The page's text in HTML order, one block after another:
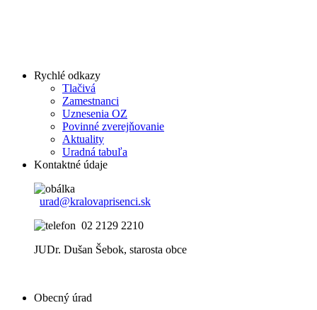
Rychlé odkazy
Tlačivá
Zamestnanci
Uznesenia OZ
Povinné zverejňovanie
Aktuality
Uradná tabuľa
Kontaktné údaje
urad@kralovaprisenci.sk
02 2129 2210
JUDr. Dušan Šebok, starosta obce
Obecný úrad